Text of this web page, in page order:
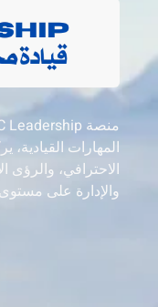
المهارات
الاحترافي، والرؤى
والإدارة على